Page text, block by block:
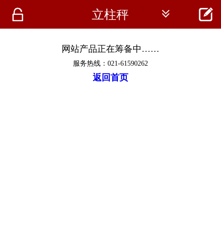
 首页
 立柱秤  
网站产品正在筹备中……
服务热线：021-61590262
返回首页